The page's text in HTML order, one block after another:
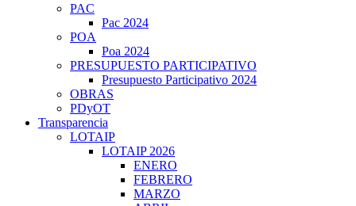
PAC
Pac 2024
POA
Poa 2024
PRESUPUESTO PARTICIPATIVO
Presupuesto Participativo 2024
OBRAS
PDyOT
Transparencia
LOTAIP
LOTAIP 2026
ENERO
FEBRERO
MARZO